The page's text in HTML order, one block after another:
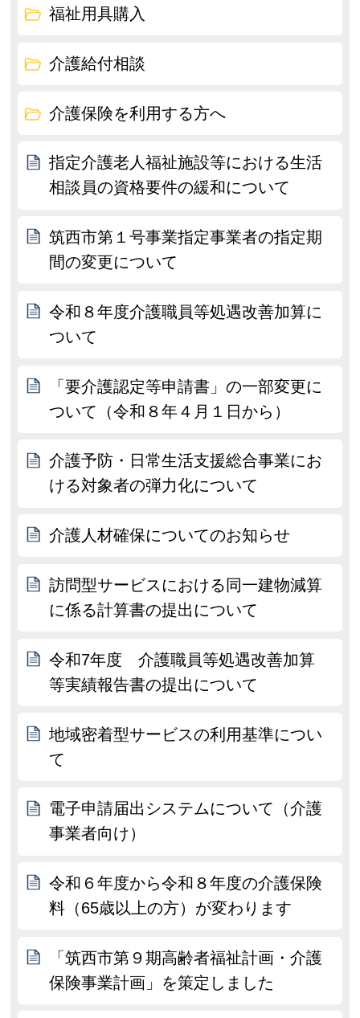
福祉用具購入
介護給付相談
介護保険を利用する方へ
指定介護老人福祉施設等における生活
相談員の資格要件の緩和について
筑西市第１号事業指定事業者の指定期
間の変更について
令和８年度介護職員等処遇改善加算に
ついて
「要介護認定等申請書」の一部変更に
ついて（令和８年４月１日から）
介護予防・日常生活支援総合事業にお
ける対象者の弾力化について
介護人材確保についてのお知らせ
訪問型サービスにおける同一建物減算
に係る計算書の提出について
令和7年度 介護職員等処遇改善加算
等実績報告書の提出について
地域密着型サービスの利用基準につい
て
電子申請届出システムについて（介護
事業者向け）
令和６年度から令和８年度の介護保険
料（65歳以上の方）が変わります
「筑西市第９期高齢者福祉計画・介護
保険事業計画」を策定しました